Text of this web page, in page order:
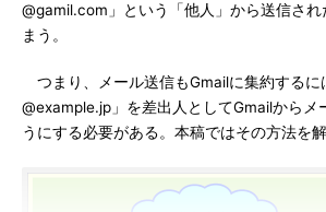
@gamil.com」という「他人」から送信され
まう。
つまり、メール送信もGmailに集約するに
@example.jp」を差出人としてGmailからメ
うにする必要がある。本稿ではその方法を解